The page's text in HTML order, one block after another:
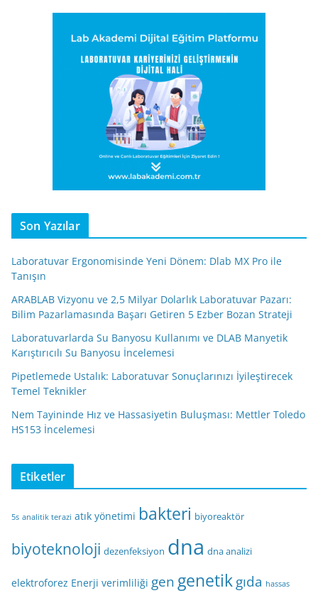
Son Yazılar
Laboratuvar Ergonomisinde Yeni Dönem: Dlab MX Pro ile
Tanışın
ARABLAB Vizyonu ve 2,5 Milyar Dolarlık Laboratuvar Pazarı:
Bilim Pazarlamasında Başarı Getiren 5 Ezber Bozan Strateji
Laboratuvarlarda Su Banyosu Kullanımı ve DLAB Manyetik
Karıştırıcılı Su Banyosu İncelemesi
Pipetlemede Ustalık: Laboratuvar Sonuçlarınızı İyileştirecek
Temel Teknikler
Nem Tayininde Hız ve Hassasiyetin Buluşması: Mettler Toledo
HS153 İncelemesi
Etiketler
5s analitik terazi atık yönetimi bakteri biyoreaktör
biyoteknoloji dezenfeksiyon dna dna analizi
elektroforez Enerji verimliliği gen genetikgıda hassas